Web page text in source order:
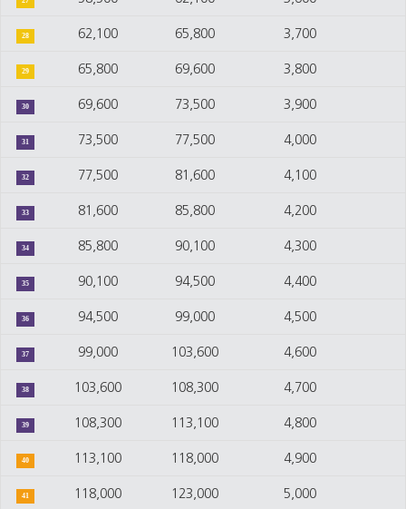
28 62,100 65,800 3,700
29 65,800 69,600 3,800
30 69,600 73,500 3,900
31 73,500 77,500 4,000
32 77,500 81,600 4,100
33 81,600 85,800 4,200
34 85,800 90,100 4,300
35 90,100 94,500 4,400
36 94,500 99,000 4,500
37 99,000 103,600 4,600
38 103,600 108,300 4,700
39 108,300 113,100 4,800
40 113,100 118,000 4,900
41 118,000 123,000 5,000